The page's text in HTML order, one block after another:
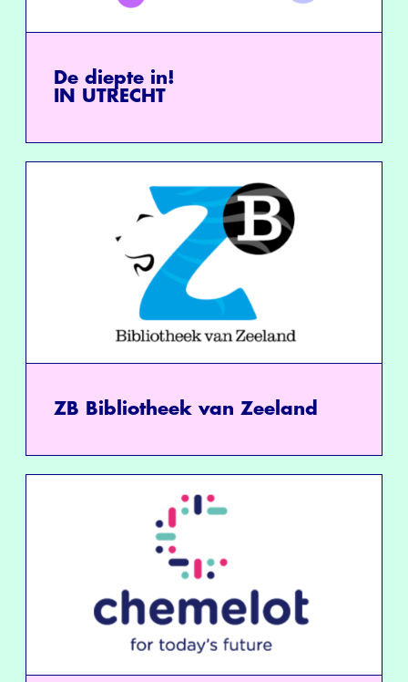
De diepte in!
IN UTRECHT
ZB Bibliotheek van Zeeland